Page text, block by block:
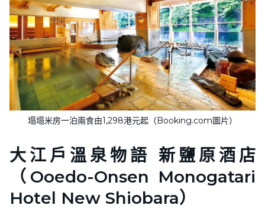
塌塌米房一泊兩食由1,298港元起（Booking.com圖片）
大江戶溫泉物語 新鹽原酒店
（Ooedo-Onsen Monogatari
Hotel New Shiobara）